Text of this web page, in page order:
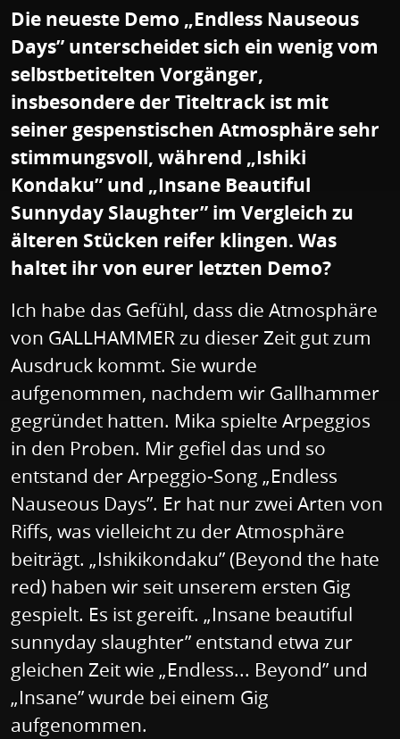
Die neueste Demo „Endless Nauseous
Days” unterscheidet sich ein wenig vom
selbstbetitelten Vorgänger,
insbesondere der Titeltrack ist mit
seiner gespenstischen Atmosphäre sehr
stimmungsvoll, während „Ishiki
Kondaku” und „Insane Beautiful
Sunnyday Slaughter” im Vergleich zu
älteren Stücken reifer klingen. Was
haltet ihr von eurer letzten Demo?
Ich habe das Gefühl, dass die Atmosphäre
von GALLHAMMER zu dieser Zeit gut zum
Ausdruck kommt. Sie wurde
aufgenommen, nachdem wir Gallhammer
gegründet hatten. Mika spielte Arpeggios
in den Proben. Mir gefiel das und so
entstand der Arpeggio-Song „Endless
Nauseous Days”. Er hat nur zwei Arten von
Riffs, was vielleicht zu der Atmosphäre
beiträgt. „Ishikikondaku” (Beyond the hate
red) haben wir seit unserem ersten Gig
gespielt. Es ist gereift. „Insane beautiful
sunnyday slaughter” entstand etwa zur
gleichen Zeit wie „Endless... Beyond” und
„Insane” wurde bei einem Gig
aufgenommen.